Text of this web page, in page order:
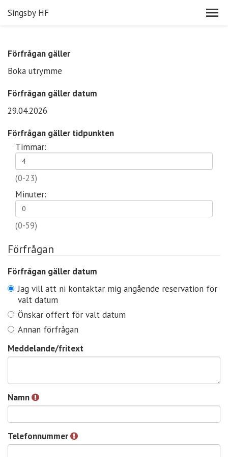
Singsby HF
Förfrågan gäller
Boka utrymme
Förfrågan gäller datum
29.04.2026
Förfrågan gäller tidpunkten
Timmar:
(0-23)
Minuter:
(0-59)
Förfrågan
Förfrågan gäller datum
Jag vill att ni kontaktar mig angående reservation för
valt datum
Önskar offert för valt datum
Annan förfrågan
Meddelande/fritext
Namn
Telefonnummer